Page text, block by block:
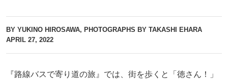
BY YUKINO HIROSAWA, PHOTOGRAPHS BY TAKASHI EHARA
APRIL 27, 2022
『路線バスで寄り道の旅』では、街を歩くと「徳さん！」